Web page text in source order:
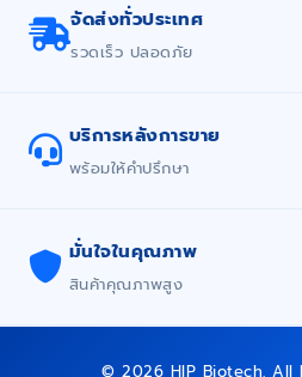
จัดส่งทั่วประเทศ
รวดเร็ว ปลอดภัย
บริการหลังการขาย
พร้อมให้คำปรึกษา
มั่นใจในคุณภาพ
สินค้าคุณภาพสูง
© 2026 HIP Biotech. All